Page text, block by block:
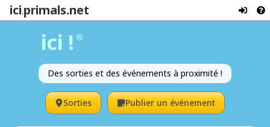
ici.primals.net
ici ! ®
Des sorties et des événements à proximité !
Sorties Publier un événement